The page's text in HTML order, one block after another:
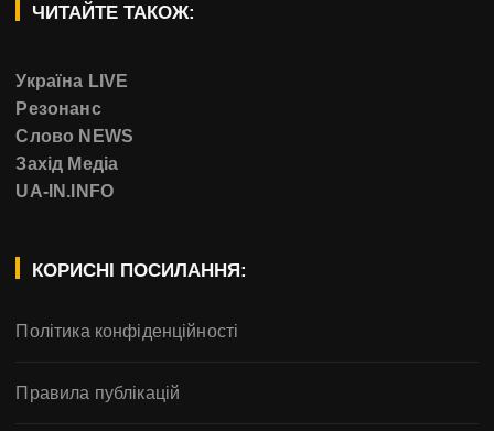
ЧИТАЙТЕ ТАКОЖ:
Україна LIVE
Резонанс
Слово NEWS
Захід Медіа
UA-IN.INFO
КОРИСНІ ПОСИЛАННЯ:
Політика конфіденційності
Правила публікацій